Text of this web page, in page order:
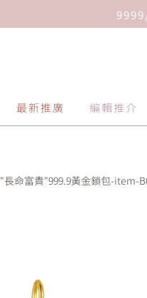
最新推廣 編輯推介
"長命富貴"999.9黃金鎖包-item-